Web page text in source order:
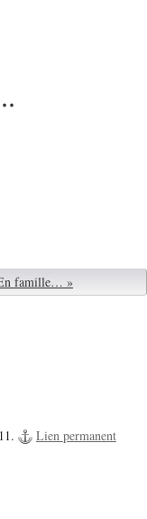
famille… »
Lien permanent